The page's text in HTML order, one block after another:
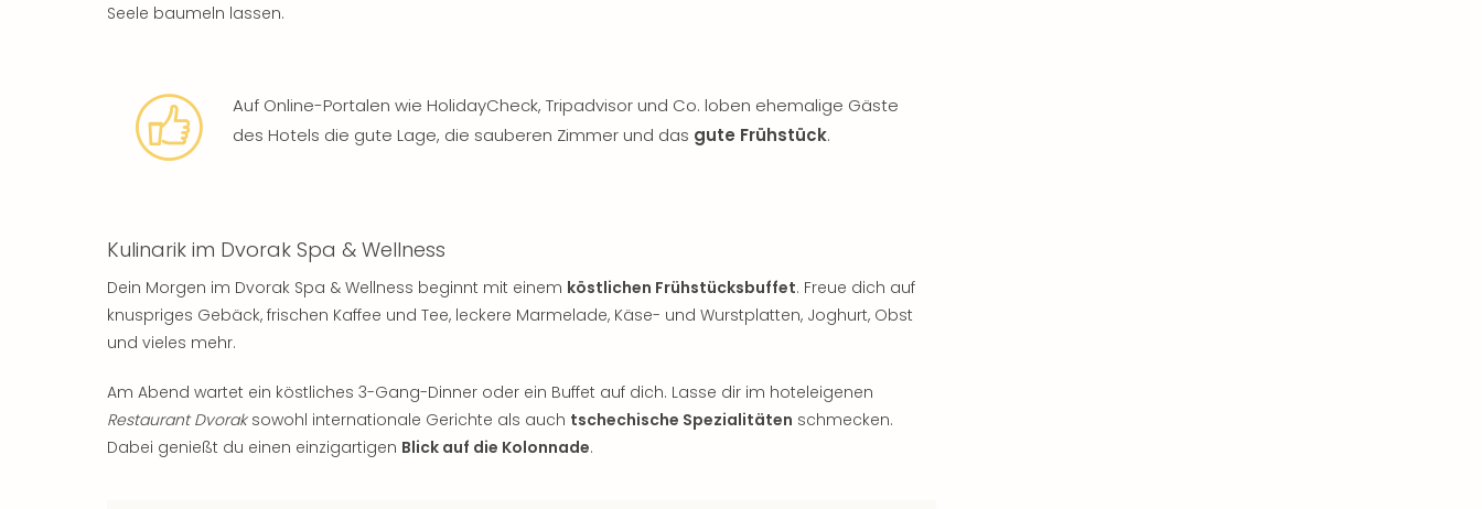
Seele baumeln lassen.
Auf Online-Portalen wie HolidayCheck, Tripadvisor und Co. loben ehemalige Gäste
des Hotels die gute Lage, die sauberen Zimmer und das gute Frühstück.
Kulinarik im Dvorak Spa & Wellness
Dein Morgen im Dvorak Spa & Wellness beginnt mit einem köstlichen Frühstücksbuffet. Freue dich auf
knuspriges Gebäck, frischen Kaffee und Tee, leckere Marmelade, Käse- und Wurstplatten, Joghurt, Obst
und vieles mehr.
Am Abend wartet ein köstliches 3-Gang-Dinner oder ein Buffet auf dich. Lasse dir im hoteleigenen
Restaurant Dvoraksowohl internationale Gerichte als auch tschechische Spezialitäten schmecken.
Dabei genießt du einen einzigartigen Blick auf die Kolonnade.